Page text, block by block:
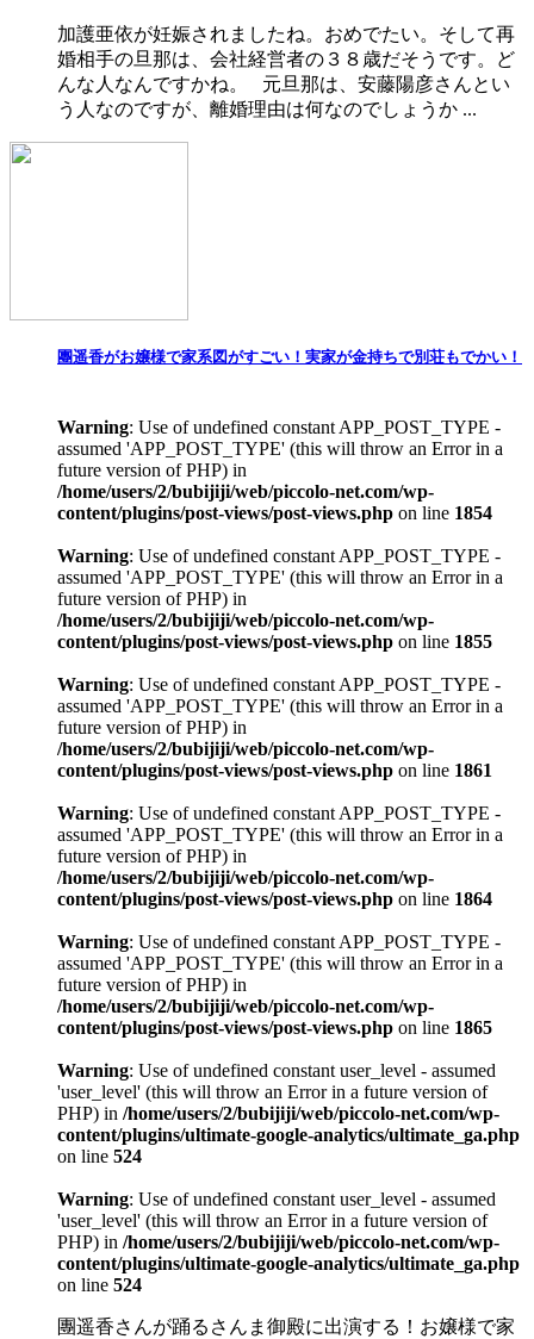
加護亜依が妊娠されましたね。おめでたい。そして再
婚相手の旦那は、会社経営者の３８歳だそうです。ど
んな人なんですかね。 元旦那は、安藤陽彦さんとい
う人なのですが、離婚理由は何なのでしょうか ...
團遥香がお嬢様で家系図がすごい！実家が金持ちで別荘もでかい！
Warning: Use of undefined constant APP_POST_TYPE -
assumed 'APP_POST_TYPE' (this will throw an Error in a
future version of PHP) in
/home/users/2/bubijiji/web/piccolo-net.com/wp-
content/plugins/post-views/post-views.php on line 1854
Warning: Use of undefined constant APP_POST_TYPE -
assumed 'APP_POST_TYPE' (this will throw an Error in a
future version of PHP) in
/home/users/2/bubijiji/web/piccolo-net.com/wp-
content/plugins/post-views/post-views.php on line 1855
Warning: Use of undefined constant APP_POST_TYPE -
assumed 'APP_POST_TYPE' (this will throw an Error in a
future version of PHP) in
/home/users/2/bubijiji/web/piccolo-net.com/wp-
content/plugins/post-views/post-views.php on line 1861
Warning: Use of undefined constant APP_POST_TYPE -
assumed 'APP_POST_TYPE' (this will throw an Error in a
future version of PHP) in
/home/users/2/bubijiji/web/piccolo-net.com/wp-
content/plugins/post-views/post-views.php on line 1864
Warning: Use of undefined constant APP_POST_TYPE -
assumed 'APP_POST_TYPE' (this will throw an Error in a
future version of PHP) in
/home/users/2/bubijiji/web/piccolo-net.com/wp-
content/plugins/post-views/post-views.php on line 1865
Warning: Use of undefined constant user_level - assumed
'user_level' (this will throw an Error in a future version of
PHP) in /home/users/2/bubijiji/web/piccolo-net.com/wp-
content/plugins/ultimate-google-analytics/ultimate_ga.php
on line 524
Warning: Use of undefined constant user_level - assumed
'user_level' (this will throw an Error in a future version of
PHP) in /home/users/2/bubijiji/web/piccolo-net.com/wp-
content/plugins/ultimate-google-analytics/ultimate_ga.php
on line 524
團遥香さんが踊るさんま御殿に出演する！お嬢様で家